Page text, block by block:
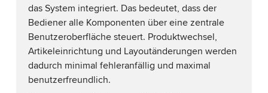
das System integriert. Das bedeutet, dass der
Bediener alle Komponenten über eine zentrale
Benutzeroberfläche steuert. Produktwechsel,
Artikeleinrichtung und Layoutänderungen werden
dadurch minimal fehleranfällig und maximal
benutzerfreundlich.